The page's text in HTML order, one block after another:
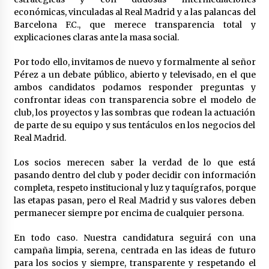
económicas, vinculadas al Real Madrid y a las palancas del
Barcelona F.C., que merece transparencia total y
explicaciones claras ante la masa social.
Por todo ello, invitamos de nuevo y formalmente al señor
Pérez a un debate público, abierto y televisado, en el que
ambos candidatos podamos responder preguntas y
confrontar ideas con transparencia sobre el modelo de
club, los proyectos y las sombras que rodean la actuación
de parte de su equipo y sus tentáculos en los negocios del
Real Madrid.
Los socios merecen saber la verdad de lo que está
pasando dentro del club y poder decidir con información
completa, respeto institucional y luz y taquígrafos, porque
las etapas pasan, pero el Real Madrid y sus valores deben
permanecer siempre por encima de cualquier persona.
En todo caso. Nuestra candidatura seguirá con una
campaña limpia, serena, centrada en las ideas de futuro
para los socios y siempre, transparente y respetando el